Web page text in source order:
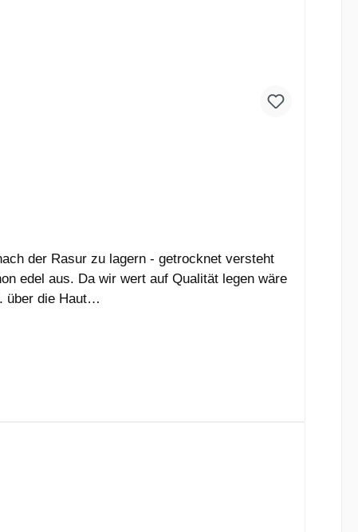
der Rasur zu lagern - getrocknet versteht
edel aus. Da wir wert auf Qualität legen wäre
über die Haut